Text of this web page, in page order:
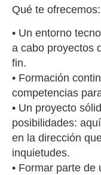
Qué te ofrecemos:
• Un entorno
a cabo proyectos
fin.
• Formación
competencias
• Un proyecto
posibilidades:
en la dirección
inquietudes.
• Formar parte